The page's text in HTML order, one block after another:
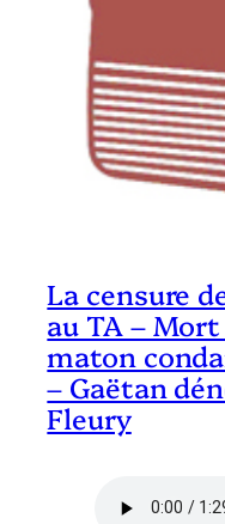
La censure
au TA –
maton
– Gaëtan
Fleury